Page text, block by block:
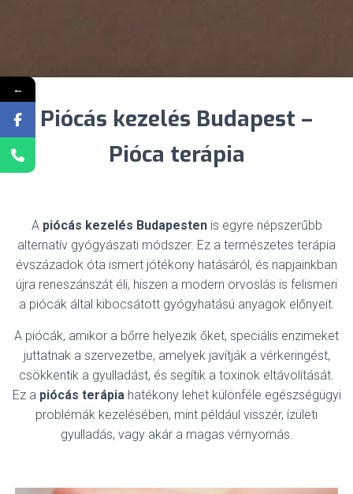
Piócás kezelés Budapest –
Pióca terápia
A piócás kezelés Budapesten is egyre népszerűbb
alternatív gyógyászati ​​módszer. Ez a természetes terápia
évszázadok óta ismert jótékony hatásáról, és napjainkban
újra reneszánszát éli, hiszen a modern orvoslás is felismeri
a piócák által kibocsátott gyógyhatású anyagok előnyeit.
A piócák, amikor a bőrre helyezik őket, speciális enzimeket
juttatnak a szervezetbe, amelyek javítják a vérkeringést,
csökkentik a gyulladást, és segítik a toxinok eltávolítását.
Ez a piócás terápiahatékony lehet különféle egészségügyi
problémák kezelésében, mint például visszér, ízületi
gyulladás, vagy akár a magas vérnyomás.
←